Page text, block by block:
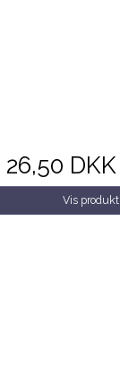
26,50 DKK
Vis produkt